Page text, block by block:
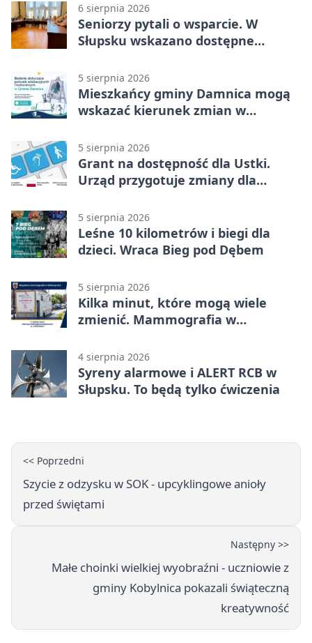
6 sierpnia 2026
Seniorzy pytali o wsparcie. W
Słupsku wskazano dostępne
5 sierpnia 2026
Mieszkańcy gminy Damnica mogą
wskazać kierunek zmian w
5 sierpnia 2026
Grant na dostępność dla Ustki.
Urząd przygotuje zmiany dla
5 sierpnia 2026
Leśne 10 kilometrów i biegi dla
dzieci. Wraca Bieg pod Dębem
5 sierpnia 2026
Kilka minut, które mogą wiele
zmienić. Mammografia w
4 sierpnia 2026
Syreny alarmowe i ALERT RCB w
Słupsku. To będą tylko ćwiczenia
<< Poprzedni
Szycie z odzysku w SOK - upcyklingowe anioły
przed świętami
Następny >>
Małe choinki wielkiej wyobraźni - uczniowie z
gminy Kobylnica pokazali świąteczną
kreatywność